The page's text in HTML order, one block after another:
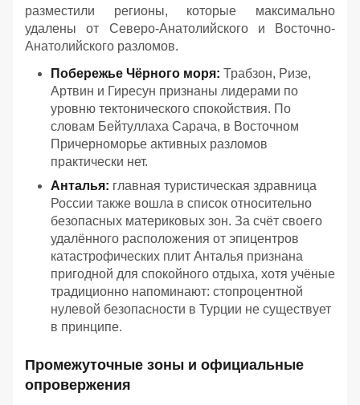
разместили регионы, которые максимально
удалены от Северо-Анатолийского и Восточно-
Анатолийского разломов.
Побережье Чёрного моря: Трабзон, Ризе,
Артвин и Гиресун признаны лидерами по
уровню тектонического спокойствия. По
словам Бейтуллаха Сарача, в Восточном
Причерноморье активных разломов
практически нет.
Анталья: главная туристическая здравница
России также вошла в список относительно
безопасных материковых зон. За счёт своего
удалённого расположения от эпицентров
катастрофических плит Анталья признана
пригодной для спокойного отдыха, хотя учёные
традиционно напоминают: стопроцентной
нулевой безопасности в Турции не существует
в принципе.
Промежуточные зоны и официальные
опровержения